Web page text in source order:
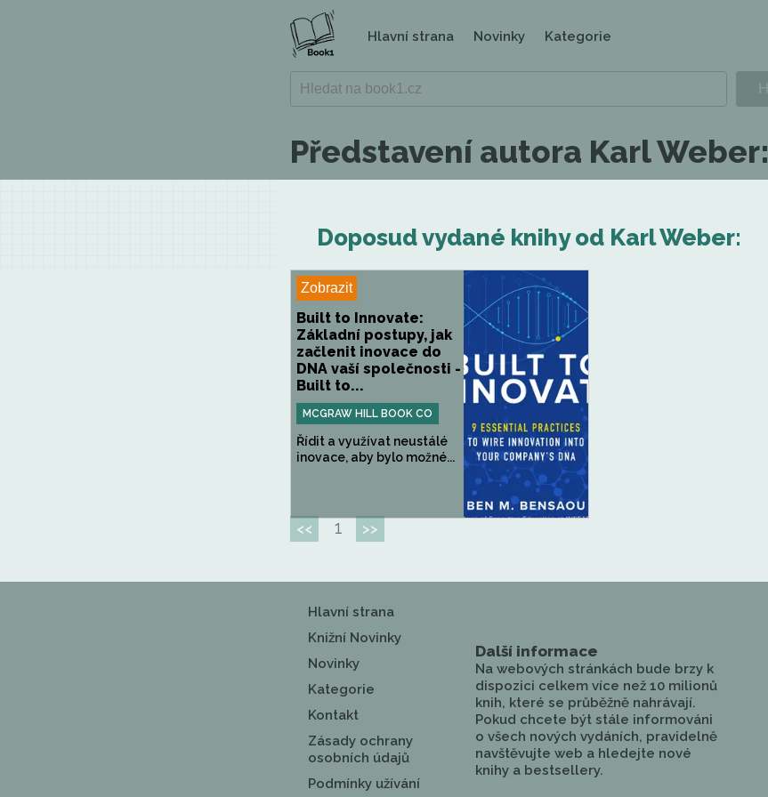
Hlavní strana Novinky Kategorie
Představení autora Karl Weber:
Doposud vydané knihy od Karl Weber:
Zobrazit
Built to Innovate:
Základní postupy, jak
začlenit inovace do
DNA vaší společnosti -
Built to...
MCGRAW HILL BOOK CO
Řídit a využívat neustálé
inovace, aby bylo možné...
<< 1 >>
Hlavní strana
Knižní Novinky
Novinky
Kategorie
Kontakt
Zásady ochrany
osobních údajů
Podmínky užívání
Další informace
Na webových stránkách bude brzy k
dispozici celkem více než 10 milionů
knih, které se průběžně nahrávají.
Pokud chcete být stále informováni
o všech nových vydáních, pravidelně
navštěvujte web a hledejte nové
knihy a bestsellery.